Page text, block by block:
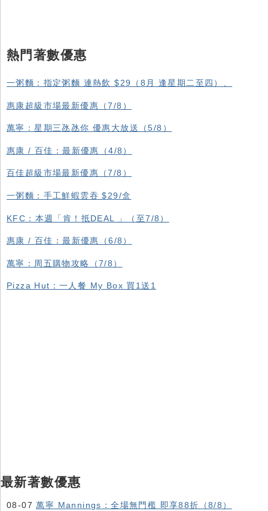
熱門著數優惠
一粥麵：指定粥麵 連熱飲 $29（8月 逢星期二至四）、
惠康超級市場最新優惠（7/8）
萬寧：星期三氹氹你 優惠大放送（5/8）
惠康 / 百佳：最新優惠（4/8）
百佳超級市場最新優惠（7/8）
一粥麵：手工鮮蝦雲吞 $29/盒
KFC ：本週「肯！抵DEAL 」（至7/8）
惠康 / 百佳：最新優惠（6/8）
萬寧：周五購物攻略（7/8）
Pizza Hut：一人餐 My Box 買1送1
最新著數優惠
08-07萬寧 Mannings：全場無門檻 即享88折（8/8）